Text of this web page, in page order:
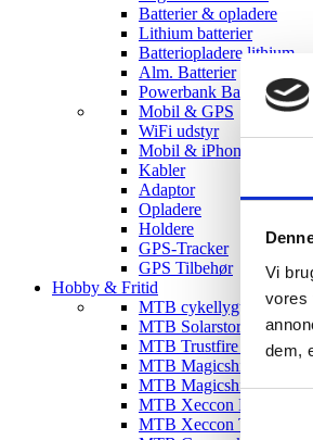
Vi
vores
dem,
Batterier & opladere
Lithium batterier
Batteriopladere lithium
Alm. Batterier
Powerbank Batterier
Mobil & GPS
WiFi udstyr
Mobil & iPhone tilbehør
Kabler
Adaptor
Opladere
Holdere
GPS-Tracker
GPS Tilbehør
Hobby & Fritid
MTB cykellygter
MTB Solarstorm Lygter
MTB Trustfire Lygter
MTB Magicshine Lygter
MTB Magicshine
MTB Xeccon Lygter
MTB Xeccon Tilbehør